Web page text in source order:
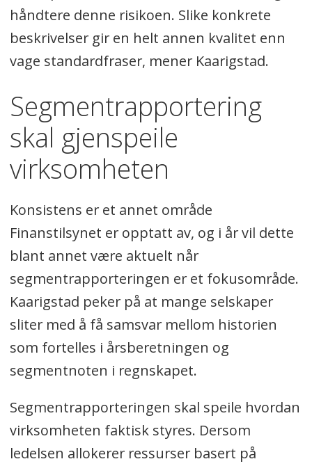
håndtere denne risikoen. Slike konkrete
beskrivelser gir en helt annen kvalitet enn
vage standardfraser, mener Kaarigstad.
Segmentrapportering
skal gjenspeile
virksomheten
Konsistens er et annet område
Finanstilsynet er opptatt av, og i år vil dette
blant annet være aktuelt når
segmentrapporteringen er et fokusområde.
Kaarigstad peker på at mange selskaper
sliter med å få samsvar mellom historien
som fortelles i årsberetningen og
segmentnoten i regnskapet.
Segmentrapporteringen skal speile hvordan
virksomheten faktisk styres. Dersom
ledelsen allokerer ressurser basert på